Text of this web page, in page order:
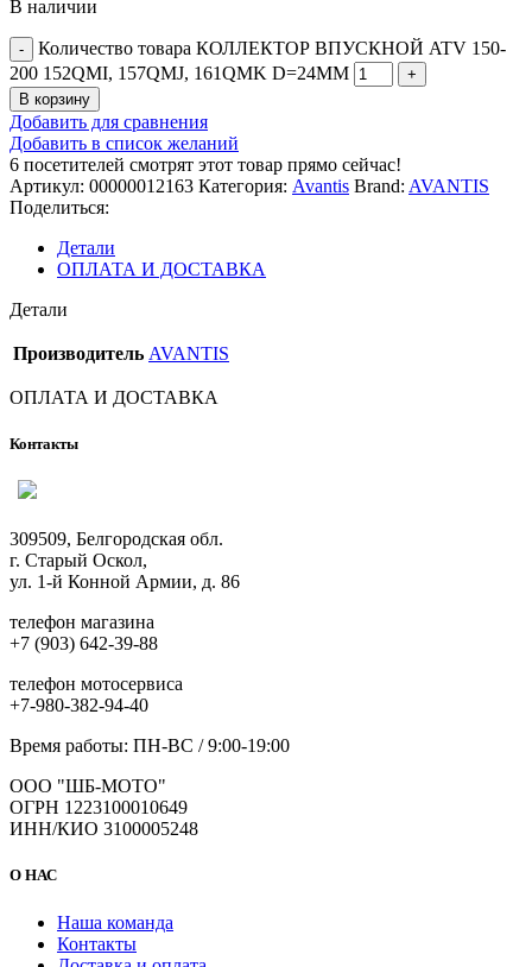
В наличии
Количество товара КОЛЛЕКТОР ВПУСКНОЙ ATV 150-
200 152QMI, 157QMJ, 161QMK D=24MM
В корзину
Добавить для сравнения
Добавить в список желаний
6 посетителей смотрят этот товар прямо сейчас!
Артикул: 00000012163 Категория: Avantis Brand: AVANTIS
Поделиться:
Детали
ОПЛАТА И ДОСТАВКА
Детали
Производитель AVANTIS
ОПЛАТА И ДОСТАВКА
Контакты
309509, Белгородская обл.
г. Старый Оскол,
ул. 1-й Конной Армии, д. 86
телефон магазина
+7 (903) 642-39-88
телефон мотосервиса
+7-980-382-94-40
Время работы: ПН-ВС / 9:00-19:00
ООО "ШБ-МОТО"
ОГРН 1223100010649
ИНН/КИО 3100005248
О НАС
Наша команда
Контакты